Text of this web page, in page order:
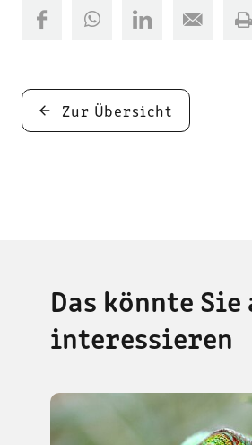
Zur Übersicht
Das könnte Sie
interessieren